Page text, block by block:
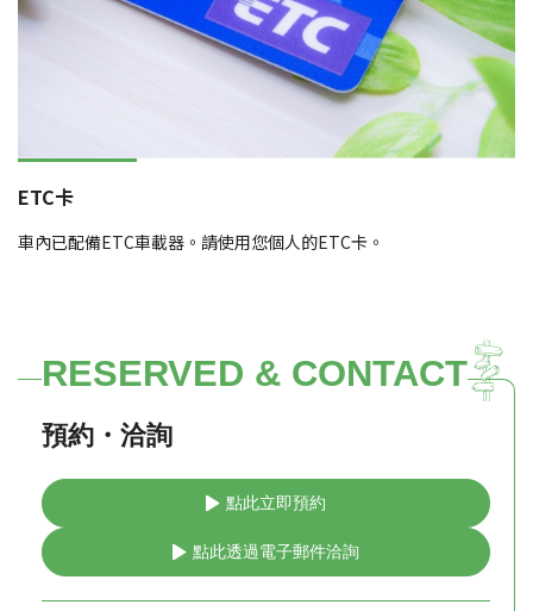
ETC卡
車內已配備ETC車載器。請使用您個人的ETC卡。
RESERVED & CONTACT
預約・洽詢
點此立即預約
點此透過電子郵件洽詢